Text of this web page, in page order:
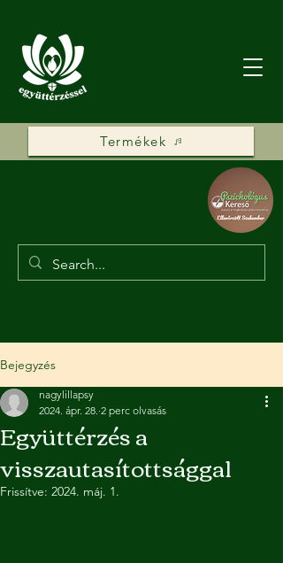
Termékek
Bejegyzés
Együttérzés a
visszautasítottsággal
nagylillapsy
2024. ápr. 28. 2 perc olvasás
Frissítve: 2024. máj. 1.